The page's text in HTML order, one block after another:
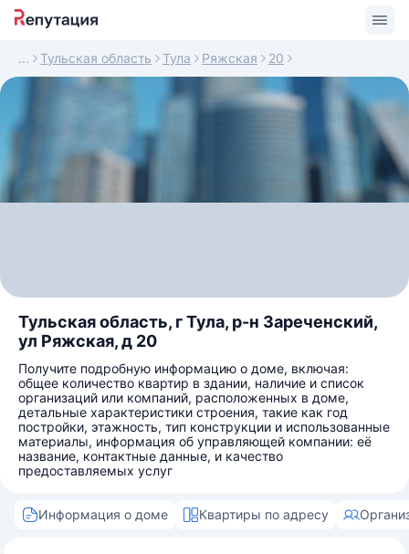
Тульская область Тула Ряжская 20
Тульская область, г Тула, р-н Зареченский,
ул Ряжская, д 20
Получите подробную информацию о доме, включая:
общее количество квартир в здании, наличие и список
организаций или компаний, расположенных в доме,
детальные характеристики строения, такие как год
постройки, этажность, тип конструкции и использованные
материалы, информация об управляющей компании: её
название, контактные данные, и качество
предоставляемых услуг
Информация о доме Квартиры по адресу